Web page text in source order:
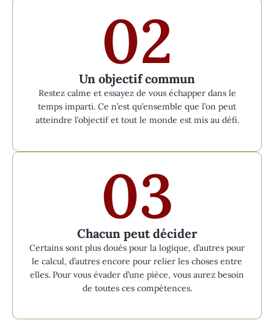
Un objectif commun
02
Restez calme et essayez de vous échapper dans le
temps imparti. Ce n’est qu’ensemble que l’on peut
atteindre l’objectif et tout le monde est mis au défi.
Chacun peut décider
03
Certains sont plus doués pour la logique, d’autres pour
le calcul, d’autres encore pour relier les choses entre
elles. Pour vous évader d’une pièce, vous aurez besoin
de toutes ces compétences.